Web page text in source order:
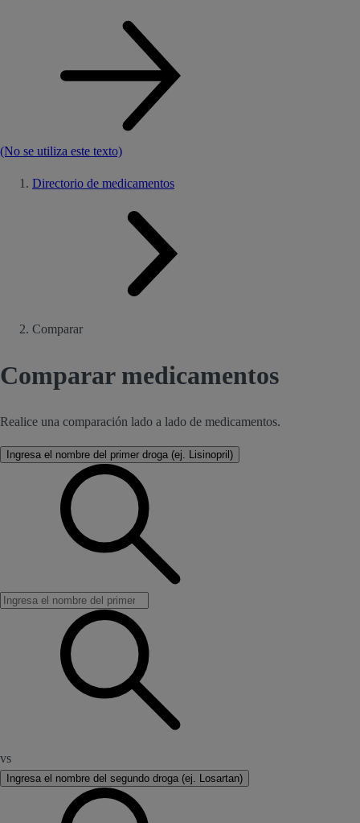
(No se utiliza este texto)
Directorio de medicamentos
Comparar
Comparar medicamentos
Realice una comparación lado a lado de medicamentos.
Ingresa el nombre del primer droga (ej. Lisinopril)
vs
Ingresa el nombre del segundo droga (ej. Losartan)